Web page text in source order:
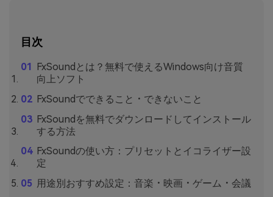
目次
FxSoundとは？無料で使えるWindows向け音質
向上ソフト
FxSoundでできること・できないこと
FxSoundを無料でダウンロードしてインストール
する方法
FxSoundの使い方：プリセットとイコライザー設
定
用途別おすすめ設定：音楽・映画・ゲーム・会議